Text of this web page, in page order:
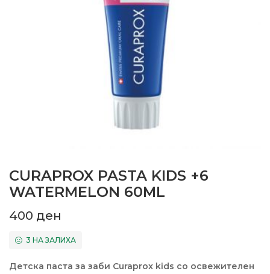
CURAPROX PASTA KIDS +6
WATERMELON 60ML
400 ден
3 НА ЗАЛИХА
Детска паста за заби Curaprox kids со освежителен